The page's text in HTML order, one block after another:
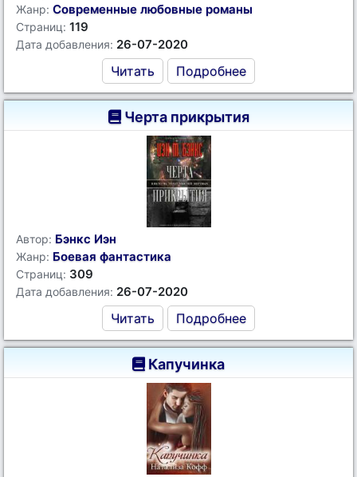
Жанр: Современные любовные романы
Страниц: 119
Дата добавления: 26-07-2020
Читать Подробнее
Черта прикрытия
Автор: Бэнкс Иэн
Жанр: Боевая фантастика
Страниц: 309
Дата добавления: 26-07-2020
Читать Подробнее
Капучинка